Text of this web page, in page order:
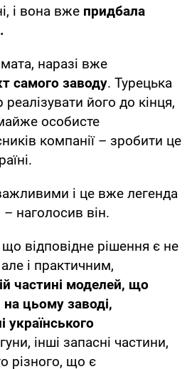
і вона вже придбала
наразі вже
самого заводу. Турецька
його до кінця,
особисте
компанії – зробити це
і це вже легенда
наголосив він.
відповідне рішення є не
і практичним,
частині моделей, що
цьому заводі,
українського
інші запасні частини,
різного, що є